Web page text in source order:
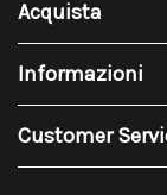
Acquista
Informazioni
Customer